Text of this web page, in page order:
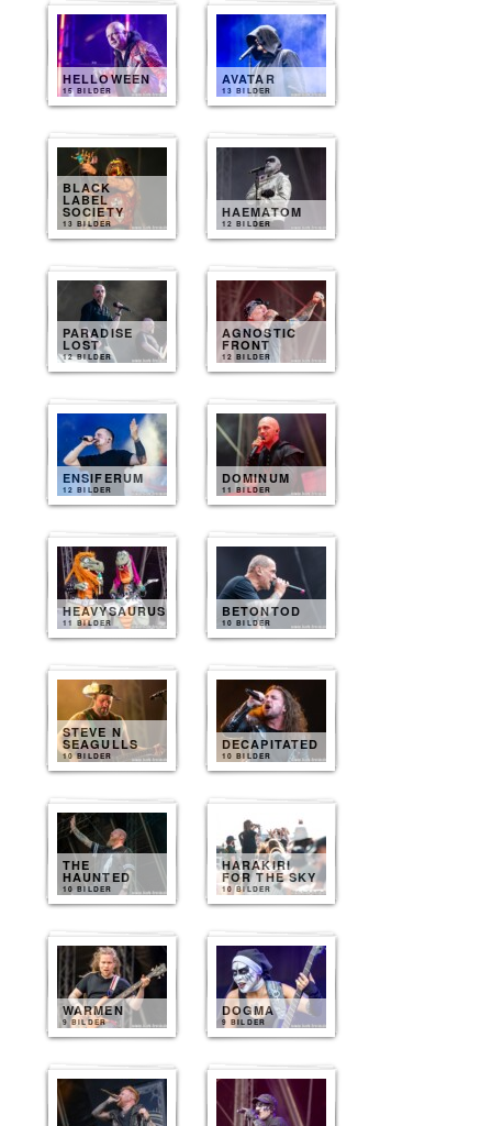
HELLOWEEN
15 BILDER
AVATAR
13 BILDER
BLACK
LABEL
SOCIETY
13 BILDER
HAEMATOM
12 BILDER
PARADISE
LOST
12 BILDER
AGNOSTIC
FRONT
12 BILDER
ENSIFERUM
12 BILDER
DOMINUM
11 BILDER
HEAVYSAURUS
11 BILDER
BETONTOD
10 BILDER
STEVE N
SEAGULLS
10 BILDER
DECAPITATED
10 BILDER
THE
HAUNTED
10 BILDER
HARAKIRI
FOR THE SKY
10 BILDER
WARMEN
9 BILDER
DOGMA
9 BILDER